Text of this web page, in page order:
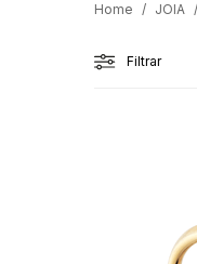
JOIA
Filtrar